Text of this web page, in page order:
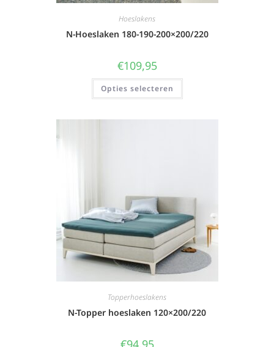
Hoeslakens
N-Hoeslaken 180-190-200×200/220
€109,95
Opties selecteren
Topperhoeslakens
N-Topper hoeslaken 120×200/220
€94,95